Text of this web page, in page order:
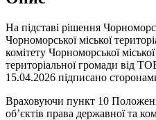
На підставі рішення
Чорноморської міської
комітету Чорноморської
територіальної громади від
15.04.2026 підписано
Враховуючи пункт 10
об’єктів права державної та